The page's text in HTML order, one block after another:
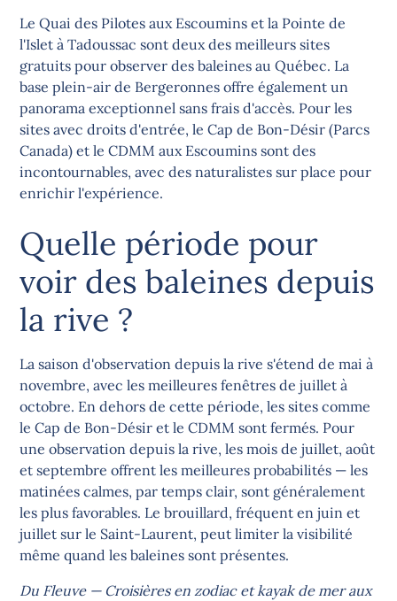
Le Quai des Pilotes aux Escoumins et la Pointe de
l'Islet à Tadoussac sont deux des meilleurs sites
gratuits pour observer des baleines au Québec. La
base plein-air de Bergeronnes offre également un
panorama exceptionnel sans frais d'accès. Pour les
sites avec droits d'entrée, le Cap de Bon-Désir (Parcs
Canada) et le CDMM aux Escoumins sont des
incontournables, avec des naturalistes sur place pour
enrichir l'expérience.
Quelle période pour
voir des baleines depuis
la rive ?
La saison d'observation depuis la rive s'étend de mai à
novembre, avec les meilleures fenêtres de juillet à
octobre. En dehors de cette période, les sites comme
le Cap de Bon-Désir et le CDMM sont fermés. Pour
une observation depuis la rive, les mois de juillet, août
et septembre offrent les meilleures probabilités — les
matinées calmes, par temps clair, sont généralement
les plus favorables. Le brouillard, fréquent en juin et
juillet sur le Saint-Laurent, peut limiter la visibilité
même quand les baleines sont présentes.
Du Fleuve — Croisières en zodiac et kayak de mer aux